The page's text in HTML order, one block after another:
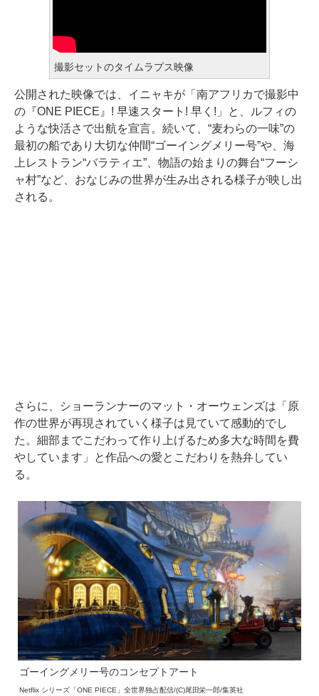
撮影セットのタイムラプス映像
公開された映像では、イニャキが「南アフリカで撮影中
の『ONE PIECE』! 早速スタート! 早く!」と、ルフィの
ような快活さで出航を宣言。続いて、“麦わらの一味”の
最初の船であり大切な仲間“ゴーイングメリー号”や、海
上レストラン“バラティエ”、物語の始まりの舞台“フーシ
ャ村”など、おなじみの世界が生み出される様子が映し出
される。
さらに、ショーランナーのマット・オーウェンズは「原
作の世界が再現されていく様子は見ていて感動的でし
た。細部までこだわって作り上げるため多大な時間を費
やしています」と作品への愛とこだわりを熱弁してい
る。
ゴーイングメリー号のコンセプトアート
Netflix シリーズ「ONE PIECE」全世界独占配信/(C)尾田栄一郎/集英社